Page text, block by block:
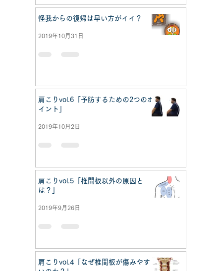
怪我からの復帰は早い方がイイ？
2019年10月31日
肩こりvol.6「予防するための2つのポ
イント」
2019年10月2日
肩こりvol.5「椎間板以外の原因と
は？」
2019年9月26日
肩こりvol.4「なぜ椎間板が傷みやす